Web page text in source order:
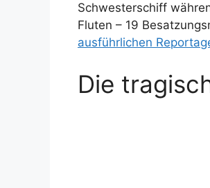
Schwesterschiff
Fluten – 19
ausführlichen
Die